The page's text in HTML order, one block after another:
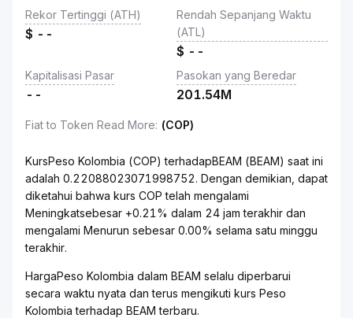
Rekor Tertinggi (ATH)
$ --
Rendah Sepanjang Waktu
(ATL)
$ --
Kapitalisasi Pasar
--
Pasokan yang Beredar
201.54M
Fiat to Token Read More: (COP)
KursPeso Kolombia (COP) terhadapBEAM (BEAM) saat ini
adalah 0.22088023071998752. Dengan demikian, dapat
diketahui bahwa kurs COP telah mengalami
Meningkatsebesar +0.21% dalam 24 jam terakhir dan
mengalami Menurun sebesar 0.00% selama satu minggu
terakhir.
HargaPeso Kolombia dalam BEAM selalu diperbarui
secara waktu nyata dan terus mengikuti kurs Peso
Kolombia terhadap BEAM terbaru.